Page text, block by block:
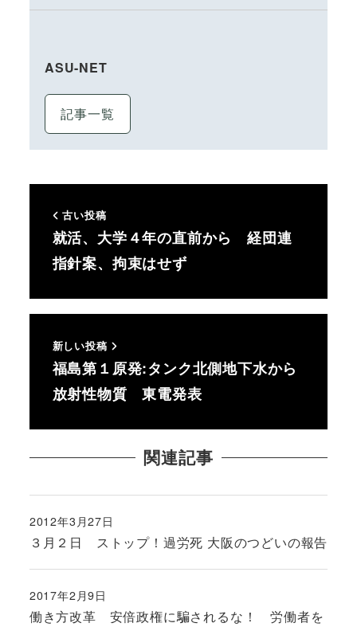
ASU-NET
記事一覧
古い投稿
就活、大学４年の直前から 経団連
指針案、拘束はせず
新しい投稿
福島第１原発:タンク北側地下水から
放射性物質 東電発表
関連記事
３月２日 ストップ！過労死 大阪のつどいの報告
投稿日
2012年3月27日
働き方改革 安倍政権に騙されるな！ 労働者を
投稿日
2017年2月9日